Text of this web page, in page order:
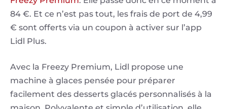
84 €. Et ce n’est pas tout, les frais de port de 4,99
€ sont offerts via un coupon à activer sur l’app
Lidl Plus.
Avec la Freezy Premium, Lidl propose une
machine à glaces pensée pour préparer
facilement des desserts glacés personnalisés à la